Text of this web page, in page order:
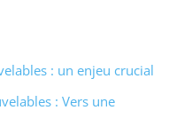
: un enjeu crucial
: Vers une